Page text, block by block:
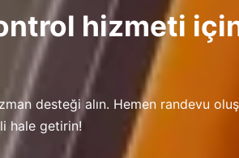
hizmeti
desteği alın. Hemen randevu
hale getirin!